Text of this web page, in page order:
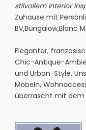
stilvollem Interior
Zuhause mit
BV,Bungalow,Blanc
Eleganter,
Chic-Antique-
und Urban-Style.
Möbeln,
überrascht mit dem